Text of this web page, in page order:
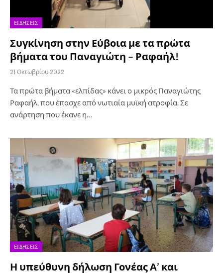
ΕΙΔΉΣΕΙΣ
Συγκίνηση στην Εύβοια με τα πρώτα
βήματα του Παναγιώτη – Ραφαήλ!
21 Οκτωβρίου 2022
Τα πρώτα βήματα «ελπίδας» κάνει ο μικρός Παναγιώτης
Ραφαήλ, που έπασχε από νωτιαία μυϊκή ατροφία. Σε
ανάρτηση που έκανε η…
ΕΙΔΉΣΕΙΣ
Η υπεύθυνη δήλωση Γονέας Α’ και